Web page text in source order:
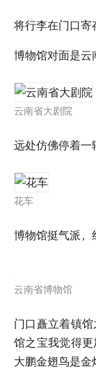
将行李在门口寄
博物馆对面是云
云南省大剧院
远处仿佛停着一
花车
博物馆挺气派，
云南省博物馆
门口矗立着镇
馆之宝我觉得
大鹏金翅鸟是